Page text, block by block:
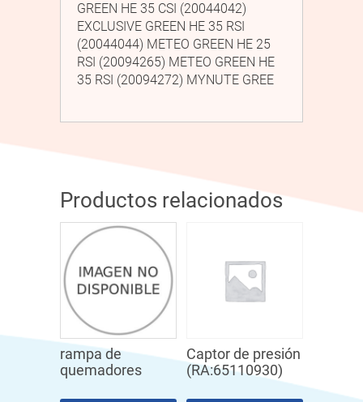
GREEN HE 35 CSI (20044042)
EXCLUSIVE GREEN HE 35 RSI
(20044044) METEO GREEN HE 25
RSI (20094265) METEO GREEN HE
35 RSI (20094272) MYNUTE GREE
Productos relacionados
rampa de
quemadores
Captor de presión
(RA:65110930)